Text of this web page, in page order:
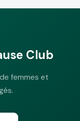
Club
femmes et